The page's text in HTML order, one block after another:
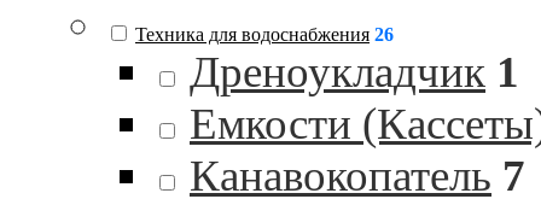
Техника для водоснабжения 26
Дреноукладчик 1
Емкости
Канавокопатель 7